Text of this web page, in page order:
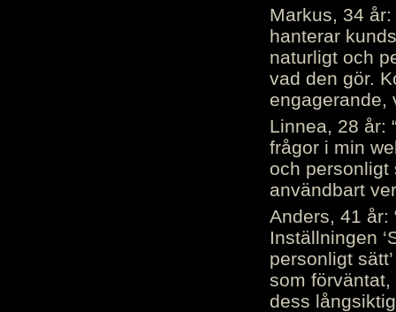
Markus, 34
hanterar
naturligt och
vad den gör.
engagerande,
Linnea, 28 år:
frågor i min
och personligt
användbart
Anders, 41 år:
Inställningen
personligt
som
dess